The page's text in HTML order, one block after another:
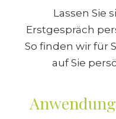
Lassen Sie
Erstgespräch
So finden wir für
auf Sie